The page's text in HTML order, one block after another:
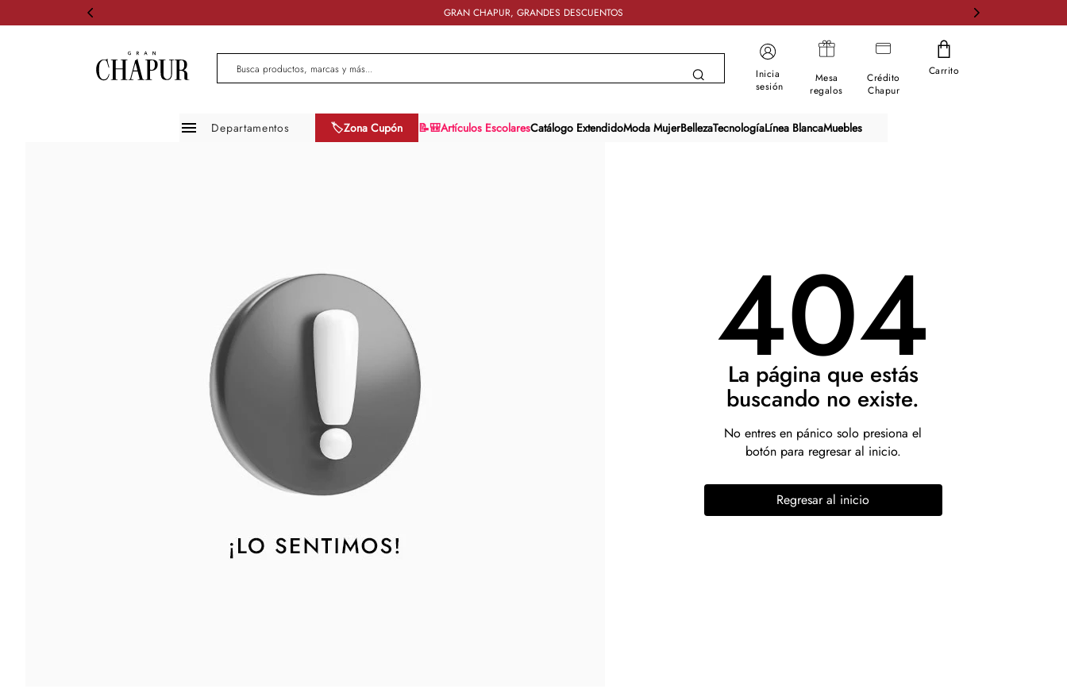
GRAN CHAPUR, GRANDES DESCUENTOS
Busca productos, marcas y más...
Inicia
sesión
Mesa
regalos
Crédito
Chapur
Carrito
Departamentos 🏷️Zona Cupón 📝🎒Artículos EscolaresCatálogo ExtendidoModa MujerBellezaTecnologíaLínea BlancaMuebles
404
La página que estás
buscando no existe.
No entres en pánico solo presiona el
botón para regresar al inicio.
Regresar al inicio